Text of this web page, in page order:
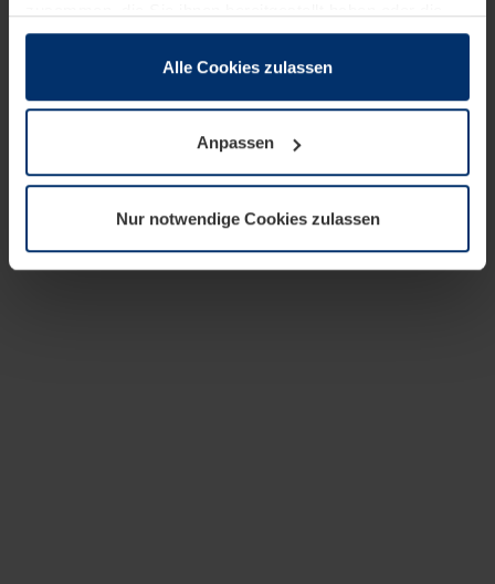
sie im Rahmen Ihrer Nutzung der Dienste gesammelt
wenn diese für den Betrieb dieser Seite unbedingt
notwendig sind. Für alle anderen Cookie-Typen benötigen
wir Ihre Erlaubnis. Ihre Einwilligung können Sie jederzeit
Datenschutzerklärungunserer Website ändern oder
widerrufen.
Alle Cookies zulassen
Anpassen
Nur notwendige Cookies zulassen